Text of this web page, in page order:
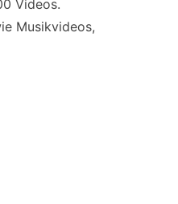
Videos.
Musikvideos,